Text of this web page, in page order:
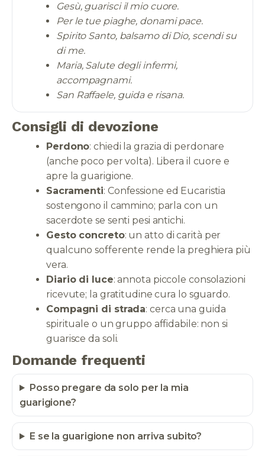
Gesù, guarisci il mio cuore.
Per le tue piaghe, donami pace.
Spirito Santo, balsamo di Dio, scendi su
di me.
Maria, Salute degli infermi,
accompagnami.
San Raffaele, guida e risana.
Consigli di devozione
Perdono: chiedi la grazia di perdonare
(anche poco per volta). Libera il cuore e
apre la guarigione.
Sacramenti: Confessione ed Eucaristia
sostengono il cammino; parla con un
sacerdote se senti pesi antichi.
Gesto concreto: un atto di carità per
qualcuno sofferente rende la preghiera più
vera.
Diario di luce: annota piccole consolazioni
ricevute; la gratitudine cura lo sguardo.
Compagni di strada: cerca una guida
spirituale o un gruppo affidabile: non si
guarisce da soli.
Domande frequenti
Posso pregare da solo per la mia
guarigione?
E se la guarigione non arriva subito?